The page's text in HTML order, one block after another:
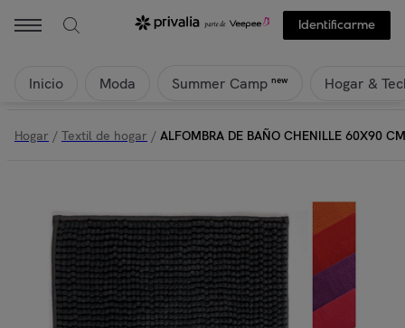
Identificarme
Inicio Moda Summer Camp new Hogar &
Hogar / Textil de hogar / ALFOMBRA DE BAÑO CHENILLE 60X90